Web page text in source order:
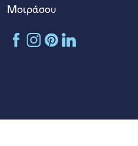
Μοιράσου
KONVA
KONVA
KONVA
KONVA